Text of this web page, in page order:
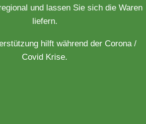
und lassen Sie sich die Waren
liefern.
hilft während der Corona /
Covid Krise.